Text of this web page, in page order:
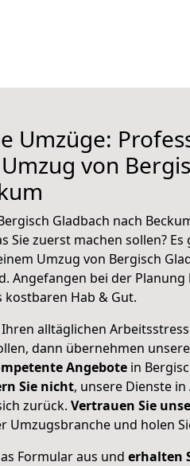
Umzüge:
von
Gladbach nach
Sie zuerst machen sollen?
Umzug von Bergisch
Angefangen bei der Planung
kostbaren Hab & Gut.
alltäglichen
dann übernehmen
Angebote in
Sie nicht, unsere Dienste
zurück. Vertrauen Sie
Umzugsbranche und holen
Formular aus und erhalten